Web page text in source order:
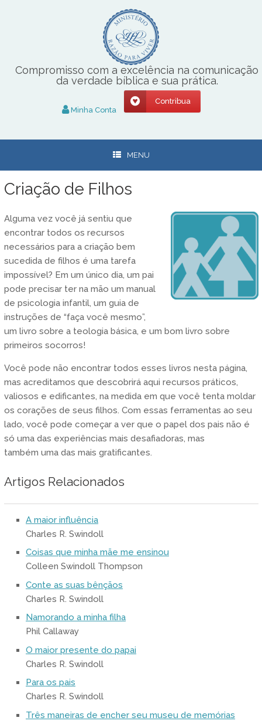
Compromisso com a excelência na comunicação
da verdade bíblica e sua prática.
Minha Conta
Contribua
MENU
Criação de Filhos
Alguma vez você já sentiu que
encontrar todos os recursos
necessários para a criação bem
sucedida de filhos é uma tarefa
impossível? Em um único dia, um pai
pode precisar ter na mão um manual
de psicologia infantil, um guia de
instruções de “faça você mesmo”,
um livro sobre a teologia básica, e um bom livro sobre
primeiros socorros!
Você pode não encontrar todos esses livros nesta página,
mas acreditamos que descobrirá aqui recursos práticos,
valiosos e edificantes, na medida em que você tenta moldar
os corações de seus filhos. Com essas ferramentas ao seu
lado, você pode começar a ver que o papel dos pais não é
só uma das experiências mais desafiadoras, mas
também uma das mais gratificantes.
Artigos Relacionados
A maior influência
Charles R. Swindoll
Coisas que minha mãe me ensinou
Colleen Swindoll Thompson
Conte as suas bênçãos
Charles R. Swindoll
Namorando a minha filha
Phil Callaway
O maior presente do papai
Charles R. Swindoll
Para os pais
Charles R. Swindoll
Três maneiras de encher seu museu de memórias